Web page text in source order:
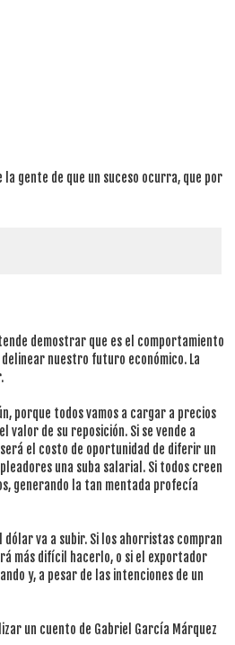
gente de que un suceso ocurra, que por
demostrar que es el comportamiento
nuestro futuro económico. La
porque todos vamos a cargar a precios
valor de su reposición. Si se vende a
el costo de oportunidad de diferir un
una suba salarial. Si todos creen
generando la tan mentada profecía
va a subir. Si los ahorristas compran
más difícil hacerlo, o si el exportador
y, a pesar de las intenciones de un
un cuento de Gabriel García Márquez